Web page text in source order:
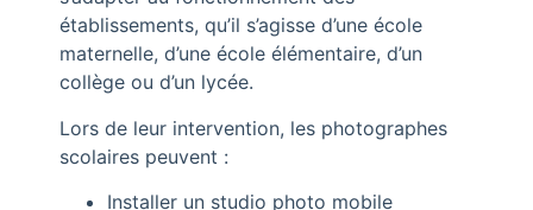
établissements, qu’il s’agisse d’une école
maternelle, d’une école élémentaire, d’un
collège ou d’un lycée.
Lors de leur intervention, les photographes
scolaires peuvent :
Installer un studio photo mobile